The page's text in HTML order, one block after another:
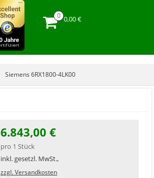
0,00 €
Siemens 6RX1800-4LK00
6.843,00 €
pro 1 Stück
inkl. gesetzl. MwSt.,
zzgl. Versandkosten